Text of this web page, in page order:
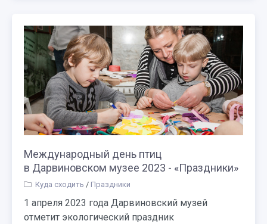
Международный день птиц
в Дарвиновском музее 2023 - «Праздники»
Куда сходить / Праздники
1 апреля 2023 года Дарвиновский музей
отметит экологический праздник